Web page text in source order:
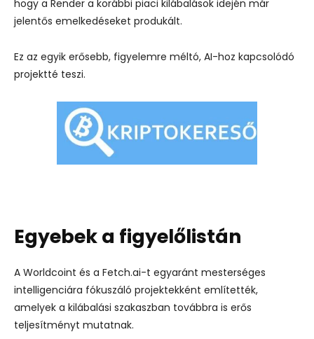
hogy a Render a korábbi piaci kilábalások idején már
jelentős emelkedéseket produkált.
Ez az egyik erősebb, figyelemre méltó, AI-hoz kapcsolódó
projektté teszi.
Egyebek a figyelőlistán
A Worldcoint és a Fetch.ai-t egyaránt mesterséges
intelligenciára fókuszáló projektekként említették,
amelyek a kilábalási szakaszban továbbra is erős
teljesítményt mutatnak.